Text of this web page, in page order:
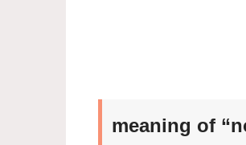
meaning of